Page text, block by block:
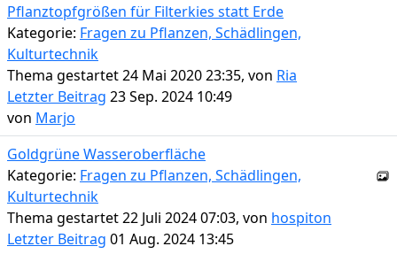
Pflanztopfgrößen für Filterkies statt Erde
Kategorie: Fragen zu Pflanzen, Schädlingen,
Kulturtechnik
Thema gestartet 24 Mai 2020 23:35, von Ria
Letzter Beitrag 23 Sep. 2024 10:49
von Marjo
Goldgrüne Wasseroberfläche
Kategorie: Fragen zu Pflanzen, Schädlingen,
Kulturtechnik
Thema gestartet 22 Juli 2024 07:03, von hospiton
Letzter Beitrag 01 Aug. 2024 13:45